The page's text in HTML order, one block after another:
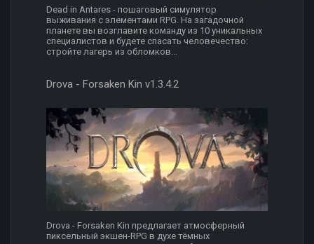
Dead in Antares - пошаговый симулятор
выживания с элементами RPG. На загадочной
планете вы возглавите команду из 10 уникальных
специалистов и будете спасать человечество:
стройте лагерь из обломков...
Drova - Forsaken Kin v1.3.4.2
Drova - Forsaken Kin предлагает атмосферный
пиксельный экшен-RPG в духе тёмных